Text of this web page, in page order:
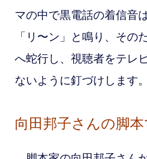
マの中で黒電話の着信音
「リ〜ン」と鳴り、その
へ蛇行し、視聴者をテレ
ないように釘づけします。
向田邦子さんの脚